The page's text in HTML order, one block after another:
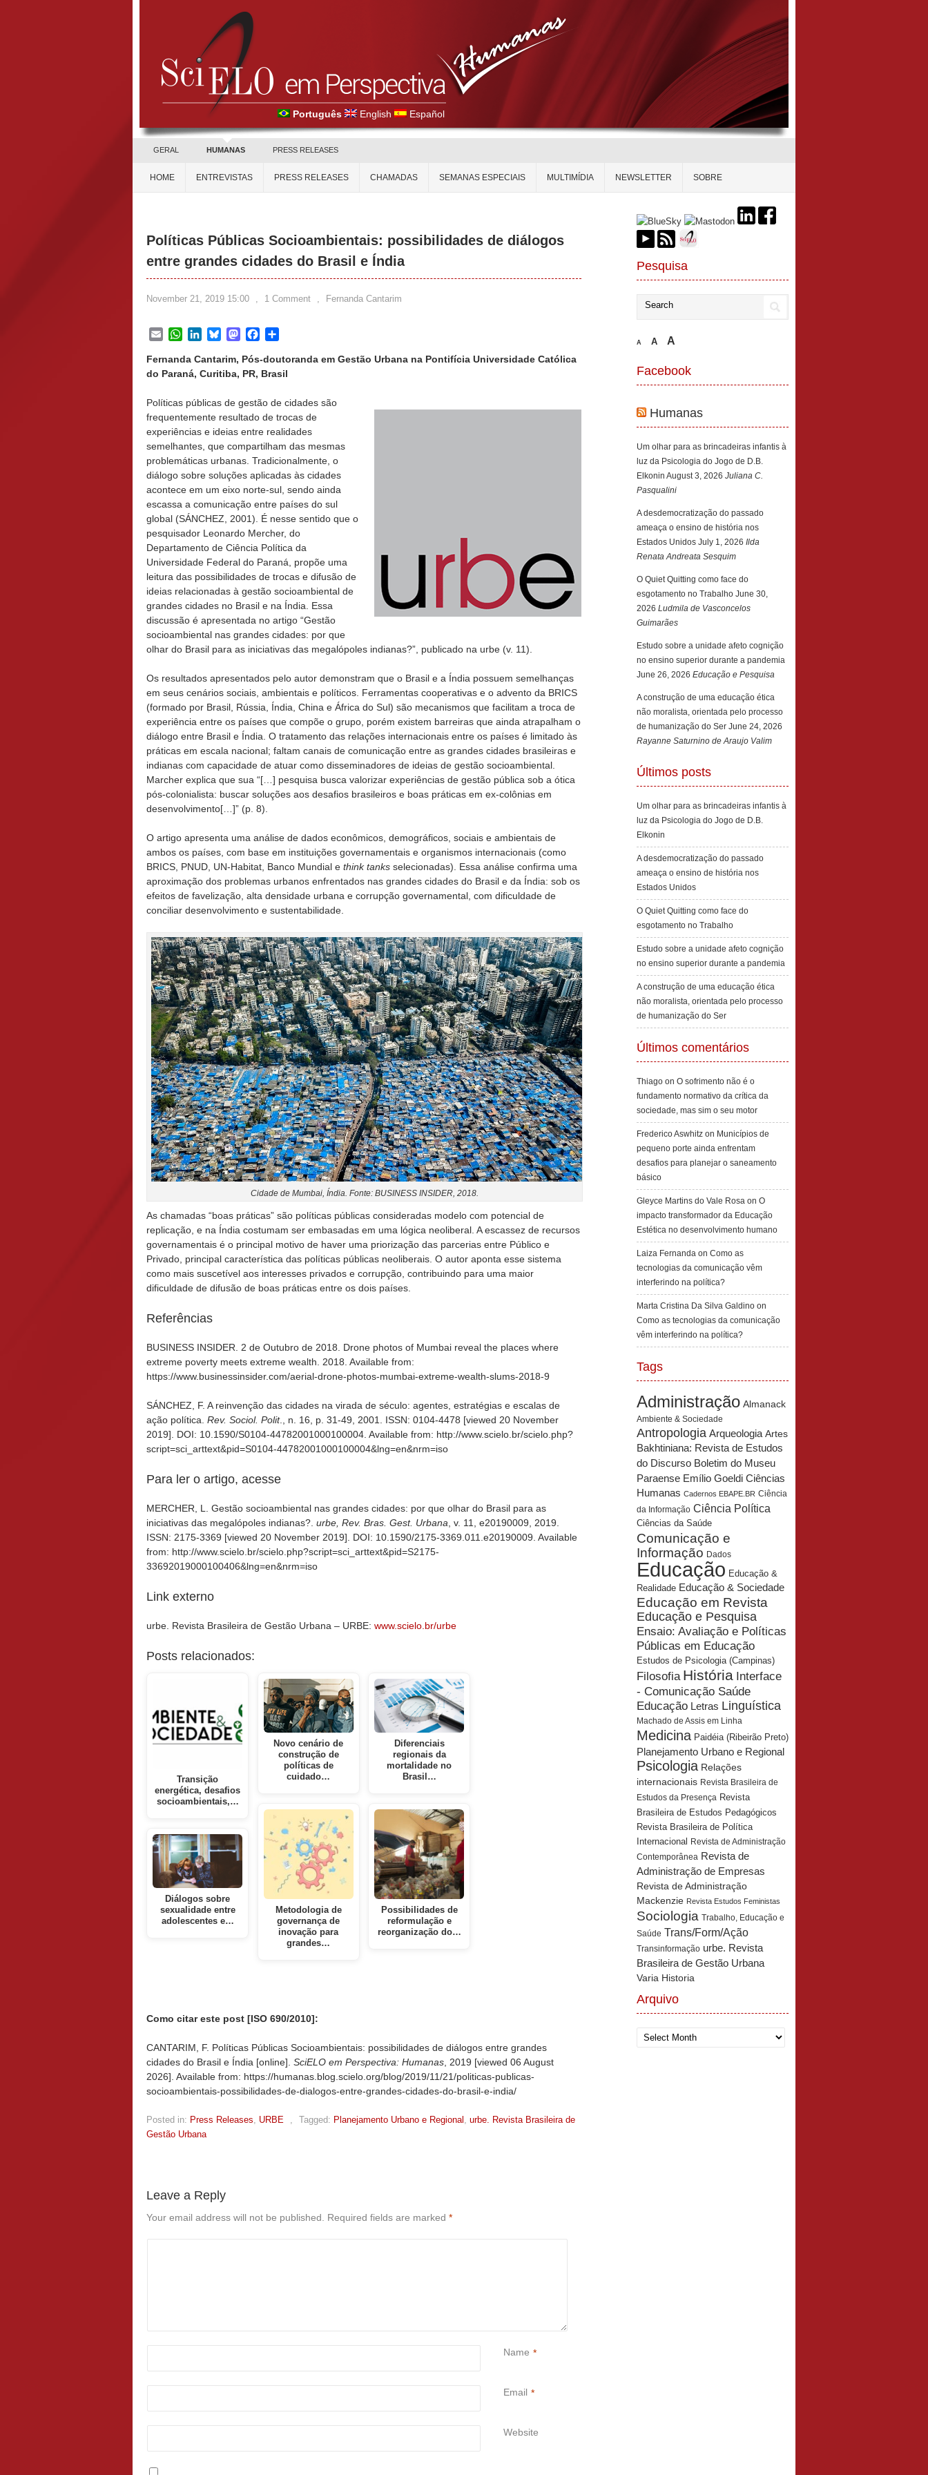
Português English Español
GERAL HUMANAS PRESS RELEASES
HOME ENTREVISTAS PRESS RELEASES CHAMADAS SEMANAS ESPECIAIS MULTIMÍDIA NEWSLETTER SOBRE
Políticas Públicas Socioambientais: possibilidades de diálogos
entre grandes cidades do Brasil e Índia
November 21, 2019 15:00 , 1 Comment , Fernanda Cantarim
EmailWhatsApp
LinkedInBlueskyMastodonFacebook
Fernanda Cantarim, Pós-doutoranda em Gestão Urbana na Pontifícia Universidade Católica
do Paraná, Curitiba, PR, Brasil
Políticas públicas de gestão de cidades são
frequentemente resultado de trocas de
experiências e ideias entre realidades
semelhantes, que compartilham das mesmas
problemáticas urbanas. Tradicionalmente, o
diálogo sobre soluções aplicadas às cidades
acontece em um eixo norte-sul, sendo ainda
escassa a comunicação entre países do sul
global (SÁNCHEZ, 2001). É nesse sentido que o
pesquisador Leonardo Mercher, do
Departamento de Ciência Política da
Universidade Federal do Paraná, propõe uma
leitura das possibilidades de trocas e difusão de
ideias relacionadas à gestão socioambiental de
grandes cidades no Brasil e na Índia. Essa
discussão é apresentada no artigo “Gestão
socioambiental nas grandes cidades: por que
olhar do Brasil para as iniciativas das megalópoles indianas?”, publicado na urbe (v. 11).
Os resultados apresentados pelo autor demonstram que o Brasil e a Índia possuem semelhanças
em seus cenários sociais, ambientais e políticos. Ferramentas cooperativas e o advento da BRICS
(formado por Brasil, Rússia, Índia, China e África do Sul) são mecanismos que facilitam a troca de
experiência entre os países que compõe o grupo, porém existem barreiras que ainda atrapalham o
diálogo entre Brasil e Índia. O tratamento das relações internacionais entre os países é limitado às
práticas em escala nacional; faltam canais de comunicação entre as grandes cidades brasileiras e
indianas com capacidade de atuar como disseminadores de ideias de gestão socioambiental.
Marcher explica que sua “[…] pesquisa busca valorizar experiências de gestão pública sob a ótica
pós-colonialista: buscar soluções aos desafios brasileiros e boas práticas em ex-colônias em
desenvolvimento[…]” (p. 8).
O artigo apresenta uma análise de dados econômicos, demográficos, sociais e ambientais de
ambos os países, com base em instituições governamentais e organismos internacionais (como
BRICS, PNUD, UN-Habitat, Banco Mundial e think tanks selecionadas). Essa análise confirma uma
aproximação dos problemas urbanos enfrentados nas grandes cidades do Brasil e da Índia: sob os
efeitos de favelização, alta densidade urbana e corrupção governamental, com dificuldade de
conciliar desenvolvimento e sustentabilidade.
Cidade de Mumbai, Índia. Fonte: BUSINESS INSIDER, 2018.
As chamadas “boas práticas” são políticas públicas consideradas modelo com potencial de
replicação, e na Índia costumam ser embasadas em uma lógica neoliberal. A escassez de recursos
governamentais é o principal motivo de haver uma priorização das parcerias entre Público e
Privado, principal característica das políticas públicas neoliberais. O autor aponta esse sistema
como mais suscetível aos interesses privados e corrupção, contribuindo para uma maior
dificuldade de difusão de boas práticas entre os dois países.
Referências
BUSINESS INSIDER. 2 de Outubro de 2018. Drone photos of Mumbai reveal the places where
extreme poverty meets extreme wealth. 2018. Available from:
https://www.businessinsider.com/aerial-drone-photos-mumbai-extreme-wealth-slums-2018-9
SÁNCHEZ, F. A reinvenção das cidades na virada de século: agentes, estratégias e escalas de
ação política. Rev. Sociol. Polit., n. 16, p. 31-49, 2001. ISSN: 0104-4478 [viewed 20 November
2019]. DOI: 10.1590/S0104-44782001000100004. Available from: http://www.scielo.br/scielo.php?
script=sci_arttext&pid=S0104-44782001000100004&lng=en&nrm=iso
Para ler o artigo, acesse
MERCHER, L. Gestão socioambiental nas grandes cidades: por que olhar do Brasil para as
iniciativas das megalópoles indianas?. urbe, Rev. Bras. Gest. Urbana , v. 11, e20190009, 2019.
ISSN: 2175-3369 [viewed 20 November 2019]. DOI: 10.1590/2175-3369.011.e20190009. Available
from: http://www.scielo.br/scielo.php?script=sci_arttext&pid=S2175-
33692019000100406&lng=en&nrm=iso
Link externo
urbe. Revista Brasileira de Gestão Urbana – URBE: www.scielo.br/urbe
Posts relacionados:
Transição
energética, desafios
socioambientais,…
Diálogos sobre
sexualidade entre
adolescentes e…
Novo cenário de
construção de
políticas de
cuidado…
Metodologia de
governança de
inovação para
grandes…
Diferenciais
regionais da
mortalidade no
Brasil…
Possibilidades de
reformulação e
reorganização do…
Como citar este post [ISO 690/2010]:
CANTARIM, F. Políticas Públicas Socioambientais: possibilidades de diálogos entre grandes
cidades do Brasil e Índia [online]. SciELO em Perspectiva: Humanas, 2019 [viewed 06 August
2026]. Available from: https://humanas.blog.scielo.org/blog/2019/11/21/politicas-publicas-
socioambientais-possibilidades-de-dialogos-entre-grandes-cidades-do-brasil-e-india/
Posted in: Press Releases, URBE , Tagged: Planejamento Urbano e Regional , urbe. Revista Brasileira de
Gestão Urbana
Leave a Reply
Your email address will not be published. Required fields are marked *
Name *
Email *
Website
Pesquisa
A A A
Facebook
Humanas
Um olhar para as brincadeiras infantis à
luz da Psicologia do Jogo de D.B.
Elkonin August 3, 2026 Juliana C.
Pasqualini
A desdemocratização do passado
ameaça o ensino de história nos
Estados Unidos July 1, 2026 Ilda
Renata Andreata Sesquim
O Quiet Quitting como face do
esgotamento no Trabalho June 30,
2026 Ludmila de Vasconcelos
Guimarães
Estudo sobre a unidade afeto cognição
no ensino superior durante a pandemia
June 26, 2026 Educação e Pesquisa
A construção de uma educação ética
não moralista, orientada pelo processo
de humanização do Ser June 24, 2026
Rayanne Saturnino de Araujo Valim
Últimos posts
Um olhar para as brincadeiras infantis à
luz da Psicologia do Jogo de D.B.
Elkonin
A desdemocratização do passado
ameaça o ensino de história nos
Estados Unidos
O Quiet Quitting como face do
esgotamento no Trabalho
Estudo sobre a unidade afeto cognição
no ensino superior durante a pandemia
A construção de uma educação ética
não moralista, orientada pelo processo
de humanização do Ser
Últimos comentários
Thiago on O sofrimento não é o
fundamento normativo da crítica da
sociedade, mas sim o seu motor
Frederico Aswhitz on Municípios de
pequeno porte ainda enfrentam
desafios para planejar o saneamento
básico
Gleyce Martins do Vale Rosa on O
impacto transformador da Educação
Estética no desenvolvimento humano
Laiza Fernanda on Como as
tecnologias da comunicação vêm
interferindo na política?
Marta Cristina Da Silva Galdino on
Como as tecnologias da comunicação
vêm interferindo na política?
Tags
Administração Almanack
Ambiente & Sociedade
Antropologia Arqueologia Artes
Bakhtiniana: Revista de Estudos
do Discurso Boletim do Museu
Paraense Emílio Goeldi Ciências
Humanas Cadernos EBAPE.BR Ciência
da Informação Ciência Política
Ciências da Saúde
Comunicação e
Informação Dados
Educação Educação &
Realidade Educação & Sociedade
Educação em Revista
Educação e Pesquisa
Ensaio: Avaliação e Políticas
Públicas em Educação
Estudos de Psicologia (Campinas)
Filosofia História Interface
- Comunicação Saúde
Educação Letras Linguística
Machado de Assis em Linha
Medicina Paidéia (Ribeirão Preto)
Planejamento Urbano e Regional
Psicologia Relações
internacionais Revista Brasileira de
Estudos da Presença Revista
Brasileira de Estudos Pedagógicos
Revista Brasileira de Política
Internacional Revista de Administração
Contemporânea Revista de
Administração de Empresas
Revista de Administração
Mackenzie Revista Estudos Feministas
Sociologia Trabalho, Educação e
Saúde Trans/Form/Ação
Transinformação urbe. Revista
Brasileira de Gestão Urbana
Varia Historia
Arquivo
Arquivo